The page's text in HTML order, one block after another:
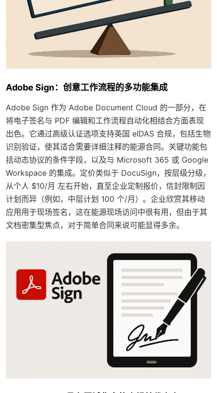
Adobe Sign：创意工作流程的多功能集成
Adobe Sign 作为 Adobe Document Cloud 的一部分，在
将电子签名与 PDF 编辑和工作流程自动化相结合方面表现
出色。它通过高级认证选项支持英国 eIDAS 合规，包括生物
识别验证，使其适合需要详细注释的能源合同。关键功能包
括动态协议的条件字段，以及与 Microsoft 365 或 Google
Workspace 的集成。定价类似于 DocuSign，按层级分级，
从个人 $10/月 左右开始，直至企业定制报价，信封限制因
计划而异（例如，中层计划 100 个/月）。企业欣赏其移动
应用用于现场签名，这在能源现场访问中很有用，但由于其
文档密集型焦点，对于简单合同来说可能显得多余。